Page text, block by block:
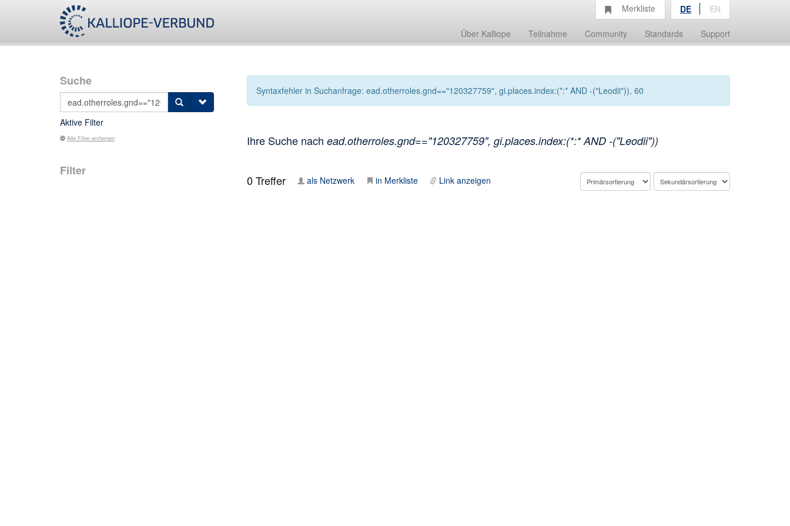
Über Kalliope Teilnahme Community Standards Support
Merkliste DE EN
Suche
Aktive Filter
Alle Filter entfernen
Filter
Syntaxfehler in Suchanfrage: ead.otherroles.gnd=="120327759", gi.places.index:(*:* AND -("Leodii")), 60
Ihre Suche nach ead.otherroles.gnd=="120327759", gi.places.index:(*:* AND -("Leodii"))
0Treffer als Netzwerk in Merkliste Link anzeigen